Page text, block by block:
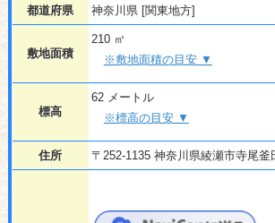
都道府県 神奈川県 [関東地方]
敷地面積
210 ㎡
※敷地面積の目安 ▼
標高
62 メートル
※標高の目安 ▼
住所 〒252-1135 神奈川県綾瀬市寺尾釜